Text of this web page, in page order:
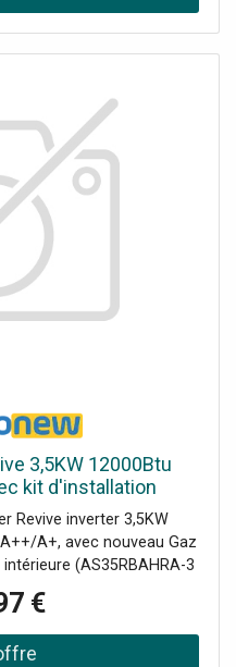
3,5KW 12000Btu
kit d'installation
Revive inverter 3,5KW
A+, avec nouveau Gaz
(AS35RBAHRA-3
(1U35YESFRA-3
incluse (YR-HE2) 1 Kit de
pour le contrôle à
remplace les séries
€